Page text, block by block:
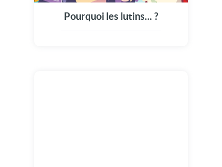
Pourquoi les lutins... ?